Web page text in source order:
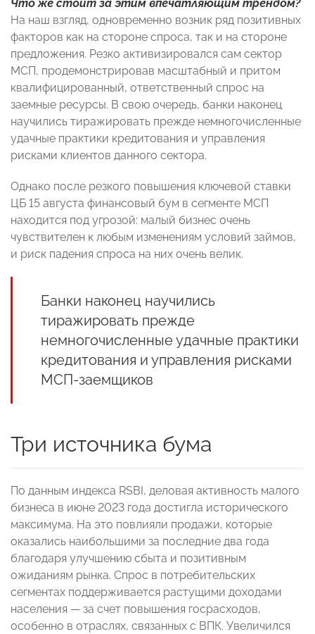
Что же стоит за этим впечатляющим трендом?
На наш взгляд, одновременно возник ряд позитивных
факторов как на стороне спроса, так и на стороне
предложения. Резко активизировался сам сектор
МСП, продемонстрировав масштабный и притом
квалифицированный, ответственный спрос на
заемные ресурсы. В свою очередь, банки наконец
научились тиражировать прежде немногочисленные
удачные практики кредитования и управления
рисками клиентов данного сектора.
Однако после резкого повышения ключевой ставки
ЦБ 15 августа финансовый бум в сегменте МСП
находится под угрозой: малый бизнес очень
чувствителен к любым изменениям условий займов,
и риск падения спроса на них очень велик.
Банки наконец научились
тиражировать прежде
немногочисленные удачные практики
кредитования и управления рисками
МСП-заемщиков
Три источника бума
По данным индекса RSBI, деловая активность малого
бизнеса в июне 2023 года достигла исторического
максимума. На это повлияли продажи, которые
оказались наибольшими за последние два года
благодаря улучшению сбыта и позитивным
ожиданиям рынка. Спрос в потребительских
сегментах поддерживается растущими доходами
населения — за счет повышения госрасходов,
особенно в отраслях, связанных с ВПК. Увеличился